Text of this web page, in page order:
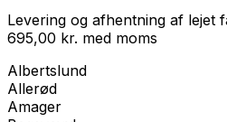
Levering og afhentning af lejet
695,00 kr. med moms
Albertslund
Allerød
Amager